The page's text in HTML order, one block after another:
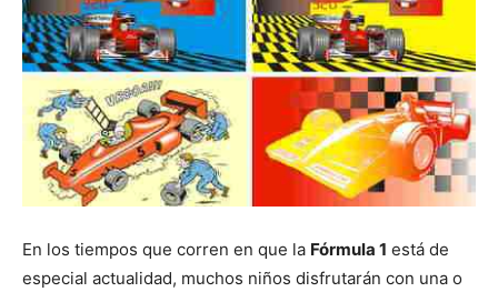
En los tiempos que corren en que la Fórmula 1 está de
especial actualidad, muchos niños disfrutarán con una o